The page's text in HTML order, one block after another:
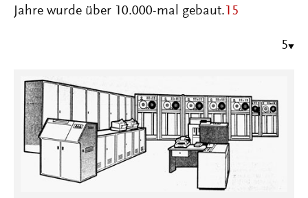
Jahre wurde über 10.000-mal gebaut. 15
5